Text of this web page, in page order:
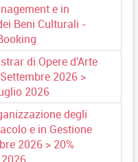
e in
Beni Culturali -
di Opere d'Arte
2026 >
2026
degli
e in Gestione
2026 > 20%